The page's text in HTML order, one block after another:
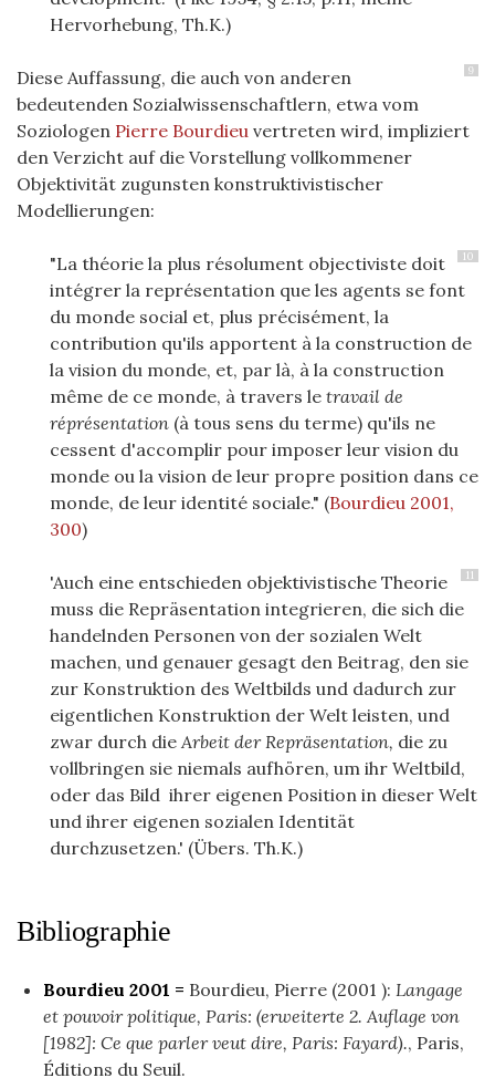
Hervorhebung, Th.K.)
9
Diese Auffassung, die auch von anderen
bedeutenden Sozialwissenschaftlern, etwa vom
Soziologen Pierre Bourdieu vertreten wird, impliziert
den Verzicht auf die Vorstellung vollkommener
Objektivität zugunsten konstruktivistischer
Modellierungen:
10
"La théorie la plus résolument objectiviste doit
intégrer la représentation que les agents se font
du monde social et, plus précisément, la
contribution qu'ils apportent à la construction de
la vision du monde, et, par là, à la construction
même de ce monde, à travers le travail de
réprésentation (à tous sens du terme) qu'ils ne
cessent d'accomplir pour imposer leur vision du
monde ou la vision de leur propre position dans ce
monde, de leur identité sociale." (Bourdieu 2001,
300)
11
'Auch eine entschieden objektivistische Theorie
muss die Repräsentation integrieren, die sich die
handelnden Personen von der sozialen Welt
machen, und genauer gesagt den Beitrag, den sie
zur Konstruktion des Weltbilds und dadurch zur
eigentlichen Konstruktion der Welt leisten, und
zwar durch dieArbeit der Repräsentation, die zu
vollbringen sie niemals aufhören, um ihr Weltbild,
oder das Bild ihrer eigenen Position in dieser Welt
und ihrer eigenen sozialen Identität
durchzusetzen.' (Übers. Th.K.)
Bibliographie
Bourdieu 2001 = Bourdieu, Pierre (2001 ): Langage
et pouvoir politique, Paris: (erweiterte 2. Auflage von
[1982]: Ce que parler veut dire, Paris: Fayard)., Paris,
Éditions du Seuil.